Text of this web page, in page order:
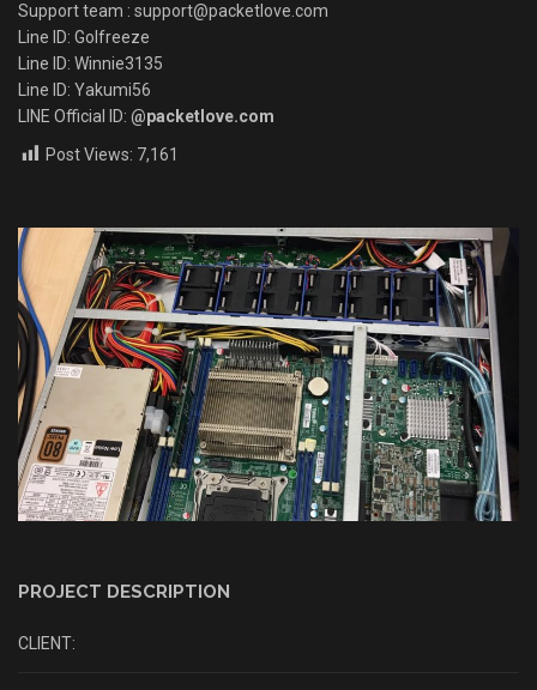
Support team : support@packetlove.com
Line ID: Golfreeze
Line ID: Winnie3135
Line ID: Yakumi56
LINE Official ID: @packetlove.com
Post Views: 7,161
PROJECT DESCRIPTION
CLIENT: